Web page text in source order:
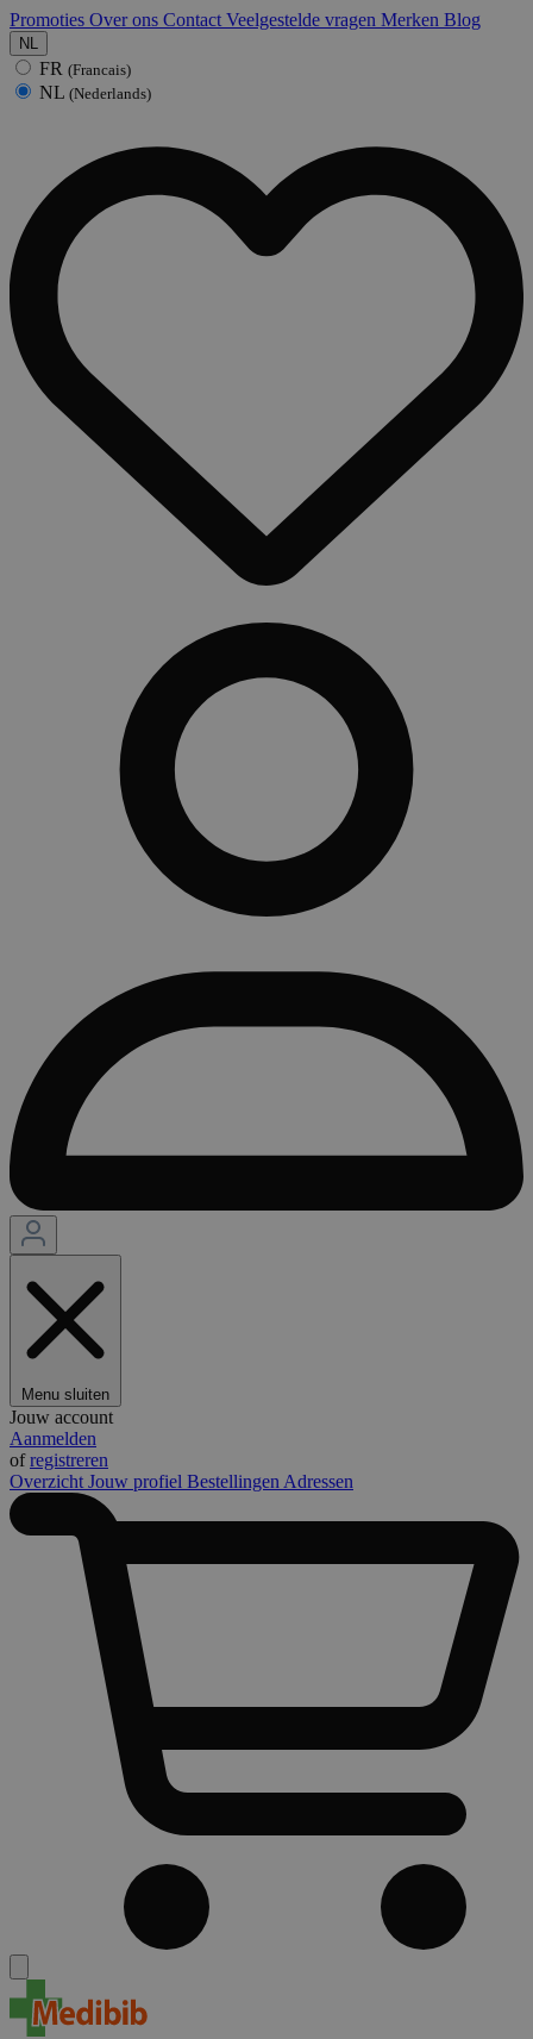
Promoties Over ons Contact Veelgestelde vragen Merken Blog
NL
FR (Francais)
NL (Nederlands)
Menu sluiten
Jouw account
Aanmelden
ofregistreren
Overzicht Jouw profiel Bestellingen Adressen